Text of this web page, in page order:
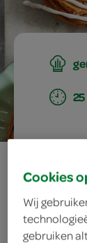
Cookies
Wij
gebruiken